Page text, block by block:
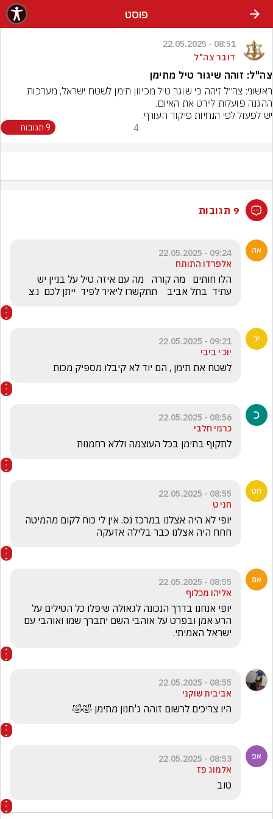
פוסט
08:51 - 22.05.2025
דובר צה"ל
צה"ל: זוהה שיגור טיל מתימן
יש לפעול לפי הנחיות פיקוד העורף.
4 9 תגובות
9 תגובות
09:24 - 22.05.2025
אלפרדו התותח
עתיד  בתל אביב    תתקשרו ליאיר לפיד  ייתן לכם  נ.צ
09:21 - 22.05.2025
יוכ י ביבי
לשטח את תימן , הם יוד לא קיבלו מספיק מכות
08:56 - 22.05.2025
כרמי חלבי
לתקוף בתימן בכל העוצמה וללא רחמנות
08:55 - 22.05.2025
חני ט
חחח היה אצלנו כבר בלילה אזעקה
08:55 - 22.05.2025
אליהו מכלוף
ישראל האמיתי.
08:55 - 22.05.2025
אביבית שוקני
היו צריכים לרשום זוהה ג'חנון מתימן 🤣🤣
08:53 - 22.05.2025
אלמוג פז
טוב